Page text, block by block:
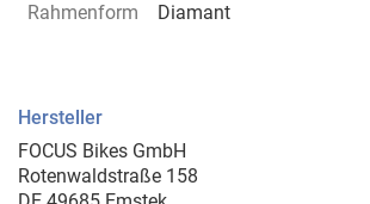
Rahmenform
Diamant
Hersteller
FOCUS Bikes GmbH
Rotenwaldstraße 158